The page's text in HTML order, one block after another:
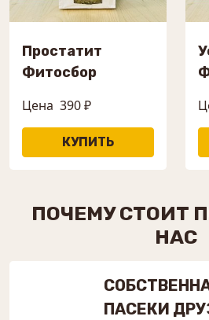
Простатит
Фитосбор
Цена 390 ₽
ПОЧЕМУ СТОИТ
НАС
ПАСЕКИ